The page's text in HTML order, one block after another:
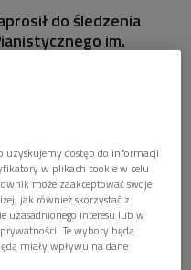
do śledzenia
im.
konkurs",
Instytut Fryderyka

przesłuchań
im.
dostęp do informacji
w plikach cookie w celu
może zaakceptować swoje
jak również skorzystać z
uzasadnionego interesu lub w
Te wybory będą
miały wpływu na dane